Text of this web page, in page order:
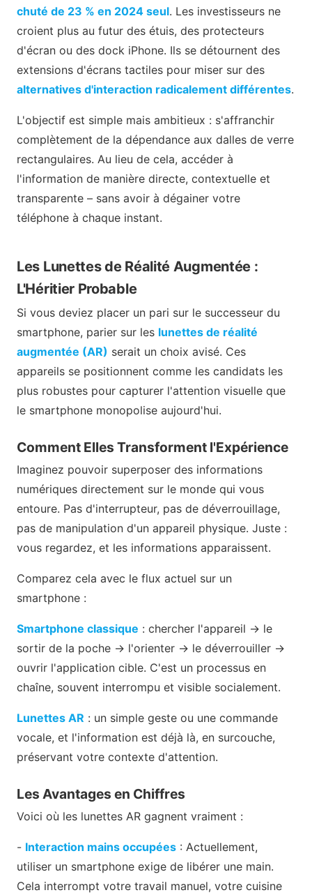
chuté de 23 % en 2024 seul. Les investisseurs ne
croient plus au futur des étuis, des protecteurs
d'écran ou des dock iPhone. Ils se détournent des
extensions d'écrans tactiles pour miser sur des
alternatives d'interaction radicalement différentes.
L'objectif est simple mais ambitieux : s'affranchir
complètement de la dépendance aux dalles de verre
rectangulaires. Au lieu de cela, accéder à
l'information de manière directe, contextuelle et
transparente – sans avoir à dégainer votre
téléphone à chaque instant.
Les Lunettes de Réalité Augmentée :
L'Héritier Probable
Si vous deviez placer un pari sur le successeur du
smartphone, parier sur les lunettes de réalité
augmentée (AR) serait un choix avisé. Ces
appareils se positionnent comme les candidats les
plus robustes pour capturer l'attention visuelle que
le smartphone monopolise aujourd'hui.
Comment Elles Transforment l'Expérience
Imaginez pouvoir superposer des informations
numériques directement sur le monde qui vous
entoure. Pas d'interrupteur, pas de déverrouillage,
pas de manipulation d'un appareil physique. Juste :
vous regardez, et les informations apparaissent.
Comparez cela avec le flux actuel sur un
smartphone :
Smartphone classique : chercher l'appareil → le
sortir de la poche → l'orienter → le déverrouiller →
ouvrir l'application cible. C'est un processus en
chaîne, souvent interrompu et visible socialement.
Lunettes AR : un simple geste ou une commande
vocale, et l'information est déjà là, en surcouche,
préservant votre contexte d'attention.
Les Avantages en Chiffres
Voici où les lunettes AR gagnent vraiment :
- Interaction mains occupées : Actuellement,
utiliser un smartphone exige de libérer une main.
Cela interrompt votre travail manuel, votre cuisine